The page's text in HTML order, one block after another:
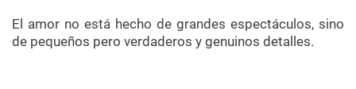
El amor no está hecho de grandes espectáculos, sino
de pequeños pero verdaderos y genuinos detalles.